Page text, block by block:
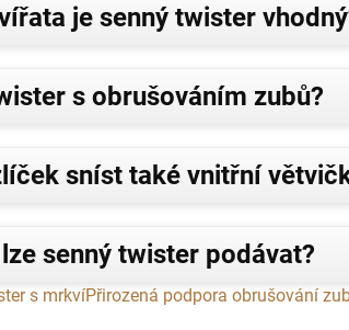
je senný twister
s obrušováním zubů?
sníst také vnitřní
senný twister podávat?
s mrkvíPřirozená podpora obrušování